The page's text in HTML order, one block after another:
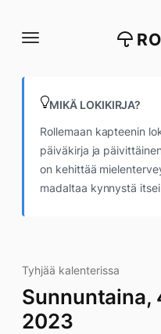
suoraan
MIKÄ LOKIKIRJA?
Rollemaan kapteenin
päiväkirja ja
on kehittää
madaltaa kynnystä
Tyhjää kalenterissa
Sunnuntaina,
2023